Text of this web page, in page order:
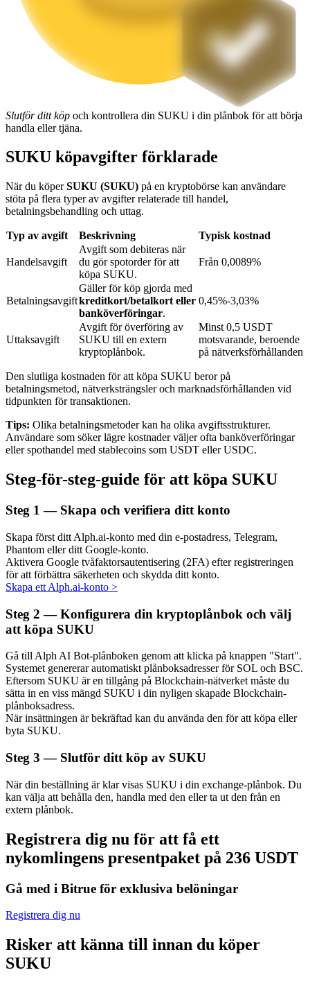
Utsättning
Hög avkastning och omedelbar tillgång
Launchpool
Flexibel insats för att tjäna populära tokens
BTR-låsningar
Exklusiva investeringar för BTR-innehavare
Kryptostödd lånetjänst
Auto Invest
Ta långsiktig vinst och flexibla intressen
Lär dig Staking
Bitrue
AI
Slutför ditt köp och kontrollera din SUKU i din plånbok för att börja
handla eller tjäna.
SUKU köpavgifter förklarade
När du köperSUKU (SUKU) på en kryptobörse kan användare
stöta på flera typer av avgifter relaterade till handel,
betalningsbehandling och uttag.
Typ av avgift Beskrivning Typisk kostnad
Handelsavgift
Avgift som debiteras när
du gör spotorder för att
köpa SUKU.
Från 0,0089%
Betalningsavgift
Gäller för köp gjorda med
kreditkort/betalkort eller
banköverföringar.
0,45%-3,03%
Uttaksavgift
Avgift för överföring av
SUKU till en extern
kryptoplånbok.
Minst 0,5 USDT
motsvarande, beroende
på nätverksförhållanden
Den slutliga kostnaden för att köpa SUKU beror på
betalningsmetod, nätverksträngsler och marknadsförhållanden vid
tidpunkten för transaktionen.
Tips: Olika betalningsmetoder kan ha olika avgiftsstrukturer.
Användare som söker lägre kostnader väljer ofta banköverföringar
eller spothandel med stablecoins som USDT eller USDC.
Steg-för-steg-guide för att köpa SUKU
Steg 1 — Skapa och verifiera ditt konto
Skapa först ditt Alph.ai-konto med din e-postadress, Telegram,
Phantom eller ditt Google-konto.
Aktivera Google tvåfaktorsautentisering (2FA) efter registreringen
för att förbättra säkerheten och skydda ditt konto.
Skapa ett Alph.ai-konto >
Steg 2 — Konfigurera din kryptoplånbok och välj
att köpa SUKU
Gå till Alph AI Bot-plånboken genom att klicka på knappen "Start".
Systemet genererar automatiskt plånboksadresser för SOL och BSC.
Eftersom SUKU är en tillgång på Blockchain-nätverket måste du
sätta in en viss mängd SUKU i din nyligen skapade Blockchain-
plånboksadress.
När insättningen är bekräftad kan du använda den för att köpa eller
byta SUKU.
Steg 3 — Slutför ditt köp av SUKU
När din beställning är klar visas SUKU i din exchange-plånbok. Du
kan välja att behålla den, handla med den eller ta ut den från en
extern plånbok.
Registrera dig nu för att få ett
nykomlingens presentpaket på 236 USDT
Gå med i Bitrue för exklusiva belöningar
Registrera dig nu
Risker att känna till innan du köper
SUKU